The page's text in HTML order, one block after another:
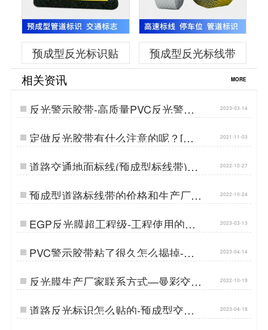
预成型反光标识贴 预成型反光标线带
相关资讯 MORE
反光警示胶带-高质量PVC反光警示
胶带厂家…
2023-03-14
定做反光胶带有什么注意的呢？[苏
州曼彩]…
2021-11-03
道路交通地面标线(预成型标线带)可
以用在哪些地方-预成型标线带生产
2022-10-27
预成型道路标线带的价格和生产厂家
—苏州预成型标线带生产厂家…
2022-10-24
EGP反光膜超工程级-工程使用的高
质量反光膜…
2023-03-13
PVC警示胶带粘了很久怎么揭掉-警
示胶带使用场景…
2023-04-14
反光膜生产厂家联系方式—曼彩交通
科技…
2022-10-19
道路反光标识怎么贴的-预成型交通
标识贴…
2023-04-18